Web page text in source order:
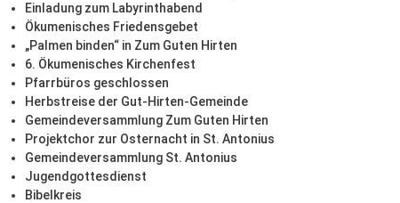
Einladung zum Labyrinthabend
Ökumenisches Friedensgebet
„Palmen binden“ in Zum Guten Hirten
6. Ökumenisches Kirchenfest
Pfarrbüros geschlossen
Herbstreise der Gut-Hirten-Gemeinde
Gemeindeversammlung Zum Guten Hirten
Projektchor zur Osternacht in St. Antonius
Gemeindeversammlung St. Antonius
Jugendgottesdienst
Bibelkreis